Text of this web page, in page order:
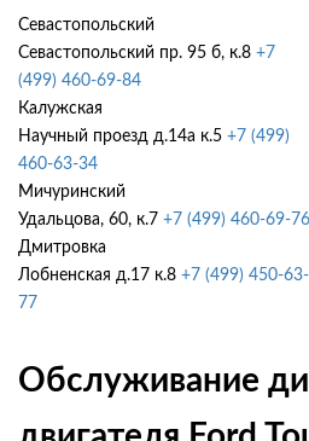
Севастопольский
Севастопольский пр. 95 б, к.8 +7
(499) 460-69-84
Калужская
Научный проезд д.14а к.5 +7 (499)
460-63-34
Мичуринский
Удальцова, 60, к.7 +7 (499) 460-69-76
Дмитровка
Лобненская д.17 к.8 +7 (499) 450-63-
77
Обслуживание